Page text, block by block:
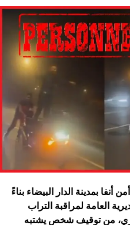
بمدينة الدار البيضاء بناءً
العامة لمراقبة التراب
26 يناير الجاري، من توقيف شخص يشتبه